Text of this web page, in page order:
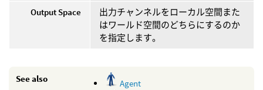
Output Space
出力チャンネルをローカル空間また
はワールド空間のどちらにするのか
を指定します。
See also
Agent